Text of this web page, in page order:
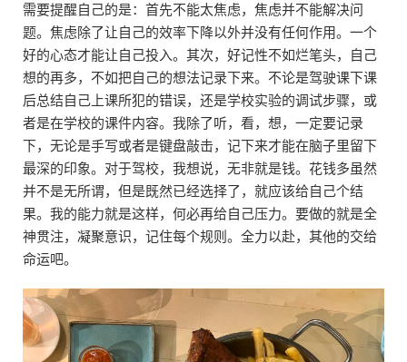
需要提醒自己的是：首先不能太焦虑，焦虑并不能解决问
题。焦虑除了让自己的效率下降以外并没有任何作用。一个
好的心态才能让自己投入。其次，好记性不如烂笔头，自己
想的再多，不如把自己的想法记录下来。不论是驾驶课下课
后总结自己上课所犯的错误，还是学校实验的调试步骤，或
者是在学校的课件内容。我除了听，看，想，一定要记录
下，无论是手写或者是键盘敲击，记下来才能在脑子里留下
最深的印象。对于驾校，我想说，无非就是钱。花钱多虽然
并不是无所谓，但是既然已经选择了，就应该给自己个结
果。我的能力就是这样，何必再给自己压力。要做的就是全
神贯注，凝聚意识，记住每个规则。全力以赴，其他的交给
命运吧。